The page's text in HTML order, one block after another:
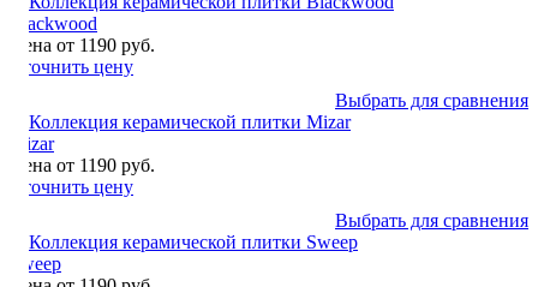
Blackwood
Цена от 1190 руб.
Уточнить цену
Выбрать для сравнения
Mizar
Цена от 1190 руб.
Уточнить цену
Выбрать для сравнения
Sweep